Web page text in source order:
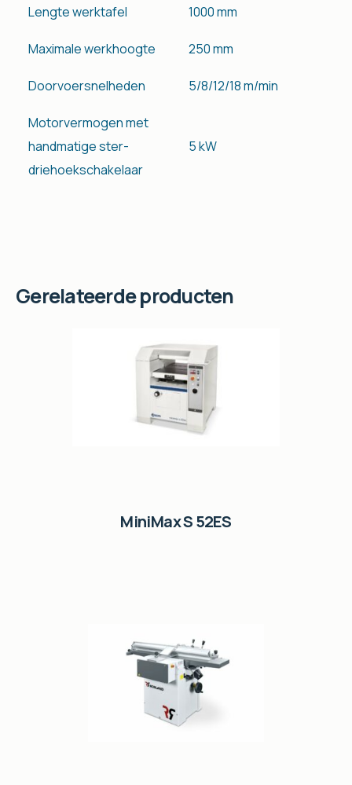
Lengte werktafel 1000 mm
Maximale werkhoogte 250 mm
Doorvoersnelheden 5/8/12/18 m/min
Motorvermogen met
handmatige ster-
driehoekschakelaar
5 kW
Gerelateerde producten
MiniMax S 52ES